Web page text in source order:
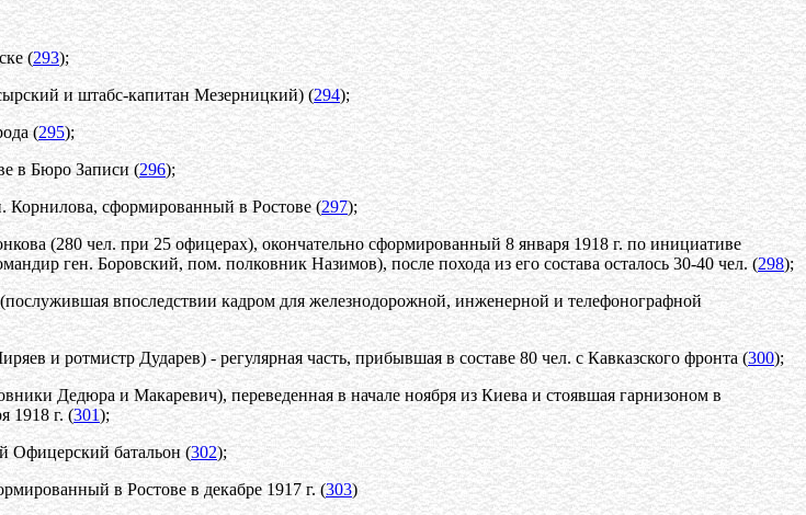
(293);
и штабс-капитан Мезерницкий) (294);
(295);
в Бюро Записи (296);
Корнилова, сформированный в Ростове (297);
(280 чел. при 25 офицерах), окончательно сформированный 8 января 1918 г. по инициативе
ген. Боровский, пом. полковник Назимов), после похода из его состава осталось 30-40 чел. (298);
впоследствии кадром для железнодорожной, инженерной и телефонографной
и ротмистр Дударев) - регулярная часть, прибывшая в составе 80 чел. с Кавказского фронта (300);
Дедюра и Макаревич), переведенная в начале ноября из Киева и стоявшая гарнизоном в
1918 г. (301);
Офицерский батальон (302);
в Ростове в декабре 1917 г. (303)